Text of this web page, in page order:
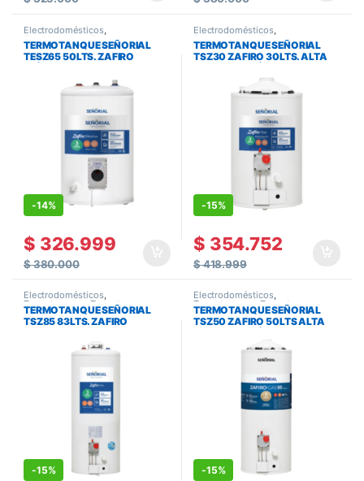
Electrodomésticos,
Termotanques y
Calefones
TERMOTANQUE SEÑORIAL
TESZ65 50LTS. ZAFIRO
-14%
$ 326.999
$380.000
Electrodomésticos,
Termotanques y
Calefones
TERMOTANQUE SEÑORIAL
TSZ30 ZAFIRO 30LTS. ALTA
-15%
$ 354.752
$418.999
Electrodomésticos,
Termotanques ,Termotanques y
Calefones
TERMOTANQUE SEÑORIAL
TSZ85 83LTS. ZAFIRO
-15%
Electrodomésticos,
Termotanques ,Termotanques y
Calefones
TERMOTANQUE SEÑORIAL
TSZ50 ZAFIRO 50LTS ALTA
-15%